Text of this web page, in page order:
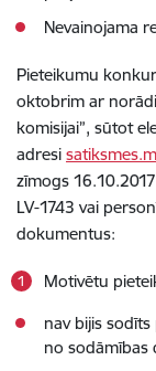
Nevainojama
Pieteikumu
oktobrim ar norādi
komisijai”, sūtot
adresi
zīmogs
LV-1743 vai
dokumentus:
Motivētu
nav bijis
no sodāmības